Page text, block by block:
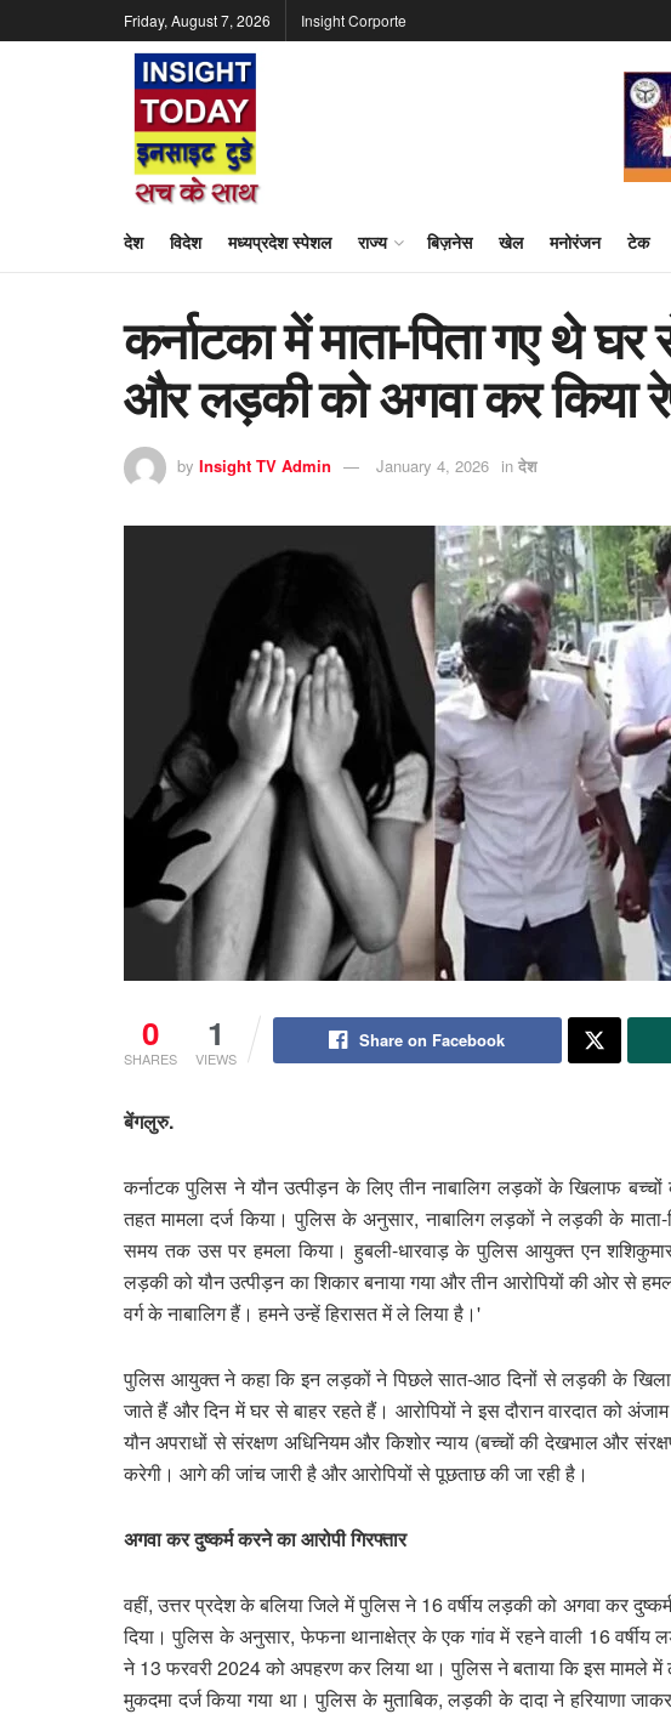
Friday, August 7, 2026 Insight Corporte
देश विदेश मध्यप्रदेश स्पेशल राज्य बिज़नेस खेल मनोरंजन टेक
कर्नाटका में माता-पिता गए थे
और लड़की को अगवा कर किया
by Insight TV Admin January 4, 2026 in देश
0
SHARES
1
VIEWS
Share on Facebook
बेंगलुरु.
कर्नाटक पुलिस ने यौन उत्पीड़न के लिए तीन नाबालिग लड़कों के खिलाफ
तहत मामला दर्ज किया। पुलिस के अनुसार, नाबालिग लड़कों ने लड़की के
समय तक उस पर हमला किया। हुबली-धारवाड़ के पुलिस आयुक्त एन शशिकुमार
लड़की को यौन उत्पीड़न का शिकार बनाया गया और तीन आरोपियों की ओर से
वर्ग के नाबालिग हैं। हमने उन्हें हिरासत में ले लिया है।'
पुलिस आयुक्त ने कहा कि इन लड़कों ने पिछले सात-आठ दिनों से लड़की के
जाते हैं और दिन में घर से बाहर रहते हैं। आरोपियों ने इस दौरान वारदात को
यौन अपराधों से संरक्षण अधिनियम और किशोर न्याय (बच्चों की देखभाल और
करेगी। आगे की जांच जारी है और आरोपियों से पूछताछ की जा रही है।
अगवा कर दुष्कर्म करने का आरोपी गिरफ्तार
वहीं, उत्तर प्रदेश के बलिया जिले में पुलिस ने 16 वर्षीय लड़की को अगवा कर
दिया। पुलिस के अनुसार, फेफना थानाक्षेत्र के एक गांव में रहने वाली 16 वर्षीय
ने 13 फरवरी 2024 को अपहरण कर लिया था। पुलिस ने बताया कि इस मामले
मुकदमा दर्ज किया गया था। पुलिस के मुताबिक, लड़की के दादा ने हरियाणा